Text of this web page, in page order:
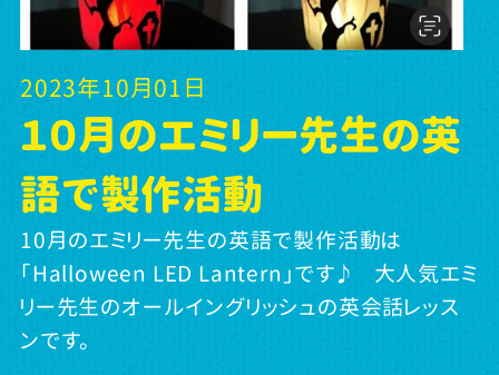
2023年10月01日
１０月のエミリー先生の英
語で製作活動
10月のエミリー先生の英語で製作活動は
「Halloween LED Lantern」です♪ 大人気エミ
リー先生のオールイングリッシュの英会話レッス
ンです。